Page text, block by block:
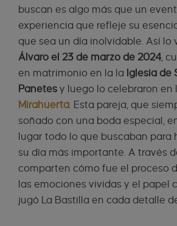
buscan es algo más que un
experiencia que refleje su
que sea un día inolvidable. Así lo
Álvaro el 23 de marzo de 2024 ,
en matrimonio en la la Iglesia de
Panetes y luego lo celebraron en
Mirahuerta . Esta pareja, que
soñado con una boda especial,
lugar todo lo que buscaban para
su día más importante. A través
comparten cómo fue el proceso
las emociones vividas y el papel
jugó La Bastilla en cada detalle